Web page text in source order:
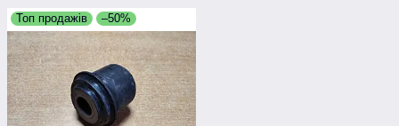
Топ продажів –50%